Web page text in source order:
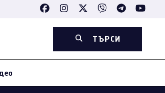
ТЪРСИ